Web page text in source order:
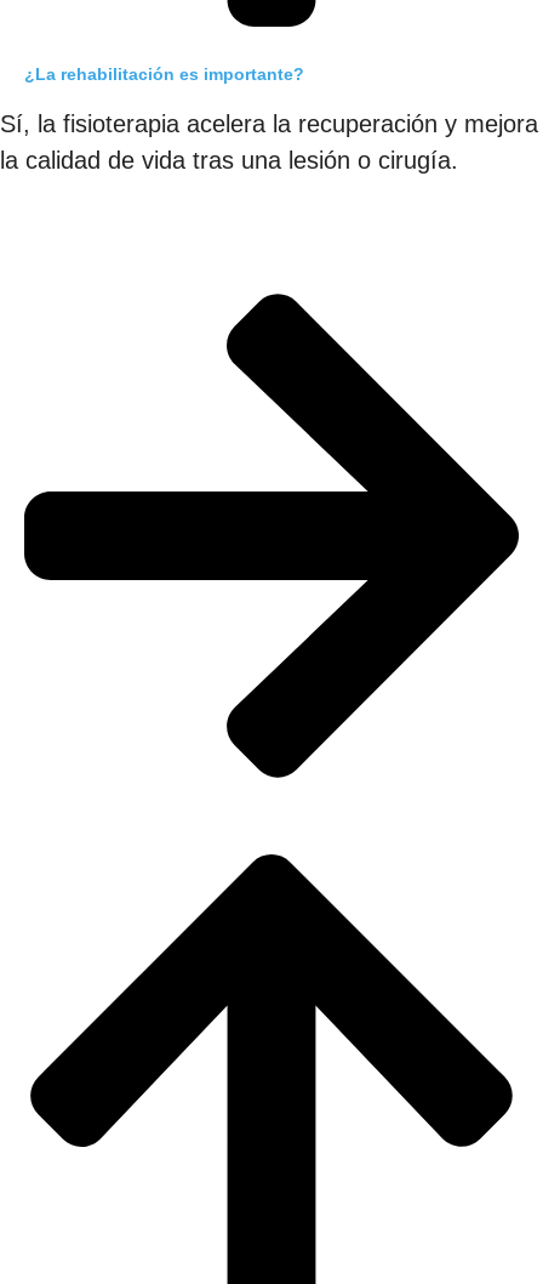
¿La rehabilitación es importante?
Sí, la fisioterapia acelera la recuperación y mejora
la calidad de vida tras una lesión o cirugía.